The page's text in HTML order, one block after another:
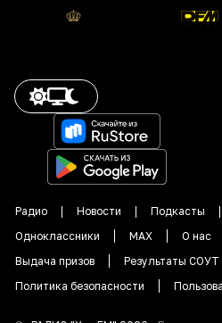
Радио Новости Подкасты
Одноклассники
MAX О нас
Выдача призов
Результаты СОУТ
Политика безопасности